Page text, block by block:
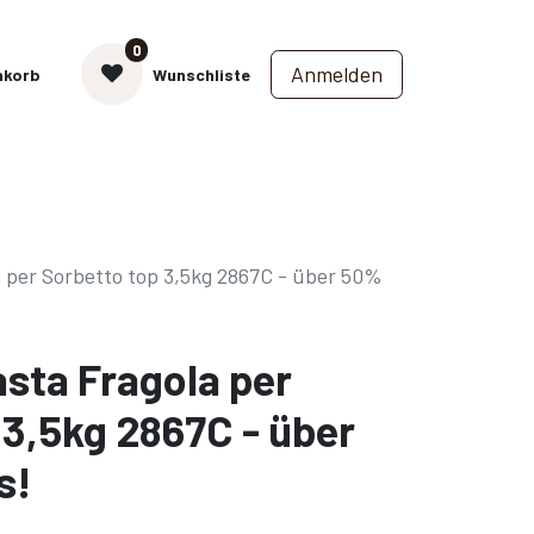
0
Wunschliste
Anmelden
Sorbetto top 3,5kg 2867C - über 50%
Fragola per
2867C - über